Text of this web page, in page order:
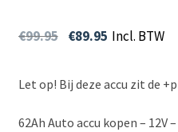
€99.95 €89.95 Incl. BTW
Let op! Bij deze accu zit de
62Ah Auto accu kopen – 12V